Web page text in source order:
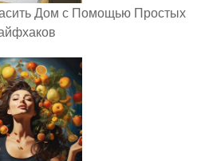
Дом с Помощью Простых